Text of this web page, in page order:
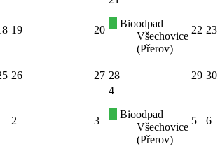
19 20
Bioodpad
Všechovice
(Přerov)
22 23
26 27 28 29 30
2 3
4
Bioodpad
Všechovice
(Přerov)
5 6